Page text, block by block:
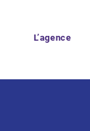
L’agence